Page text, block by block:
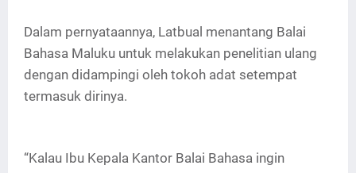
Dalam pernyataannya, Latbual menantang Balai
Bahasa Maluku untuk melakukan penelitian ulang
dengan didampingi oleh tokoh adat setempat
termasuk dirinya.
“Kalau Ibu Kepala Kantor Balai Bahasa ingin